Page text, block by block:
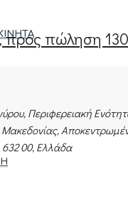
προς πώληση
Περιφερειακή
Μακεδονίας,
00, Ελλάδα